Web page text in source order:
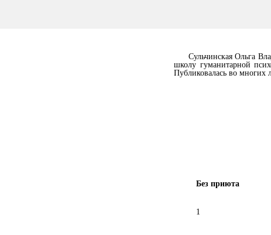
Сульчинская Ольга
школу гуманитарной
Публиковалась во многих
Без приюта
1